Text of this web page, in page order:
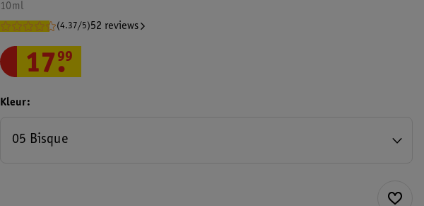
10ml
(4.37/5)52 reviews
17.
99
Kleur
05 Bisque